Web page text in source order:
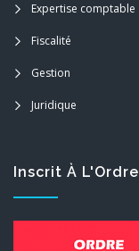
Expertise comptable
Fiscalité
Gestion
Juridique
Inscrit À L'Ordre